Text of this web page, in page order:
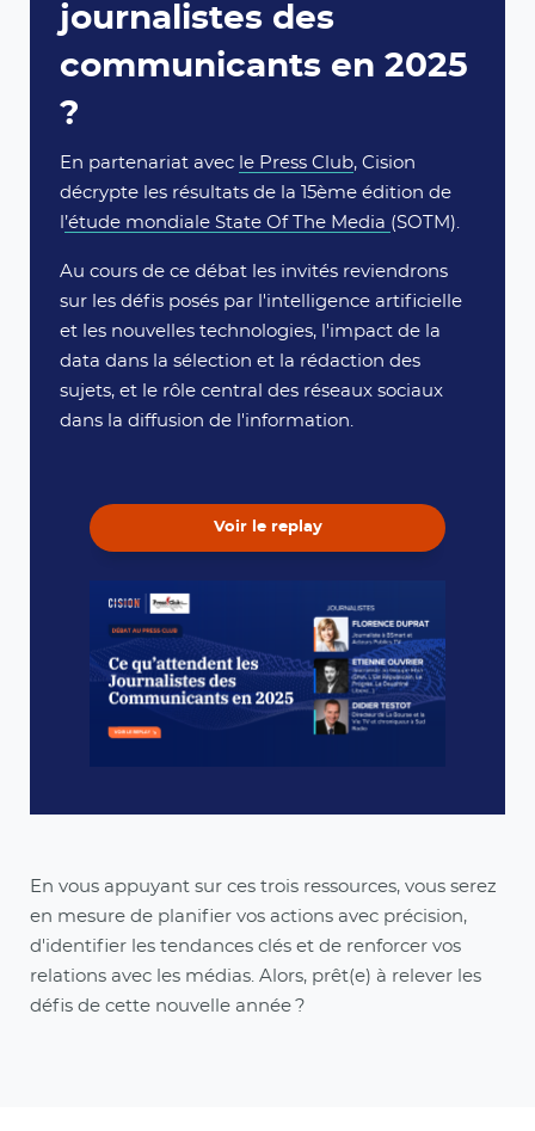
journalistes des
communicants en 2025
?
En partenariat avec le Press Club, Cision
décrypte les résultats de la 15ème édition de
’étude mondiale State Of The Media (SOTM).
Au cours de ce débat les invités reviendrons
sur les défis posés par l'intelligence artificielle
et les nouvelles technologies, l'impact de la
data dans la sélection et la rédaction des
sujets, et le rôle central des réseaux sociaux
dans la diffusion de l'information.
Voir le replay
En vous appuyant sur ces trois ressources, vous serez
en mesure de planifier vos actions avec précision,
d'identifier les tendances clés et de renforcer vos
relations avec les médias. Alors, prêt(e) à relever les
défis de cette nouvelle année ?